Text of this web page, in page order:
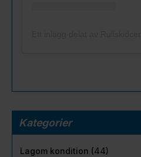
Kategorier
Lagom kondition (44)